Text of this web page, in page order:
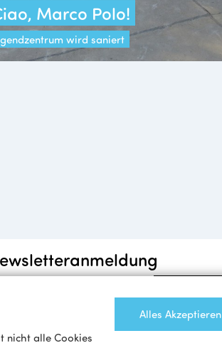
nicht alle Cookies
Alles Akzeptieren
Marco Polo!
wird saniert